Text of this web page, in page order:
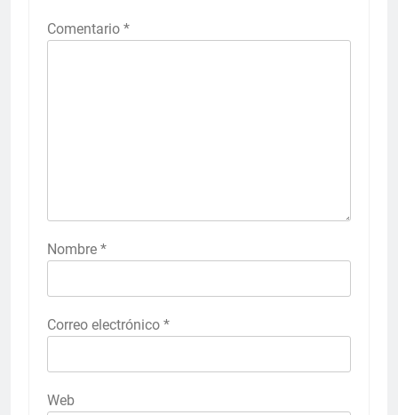
Comentario *
Nombre *
Correo electrónico *
Web